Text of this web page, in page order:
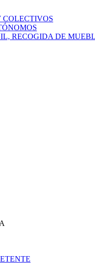
COLECTIVOS
RECOGIDA DE